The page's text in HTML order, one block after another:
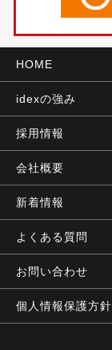
HOME
idexの強み
採用情報
会社概要
新着情報
よくある質問
お問い合わせ
個人情報保護方針